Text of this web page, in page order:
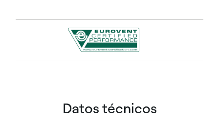
Datos técnicos